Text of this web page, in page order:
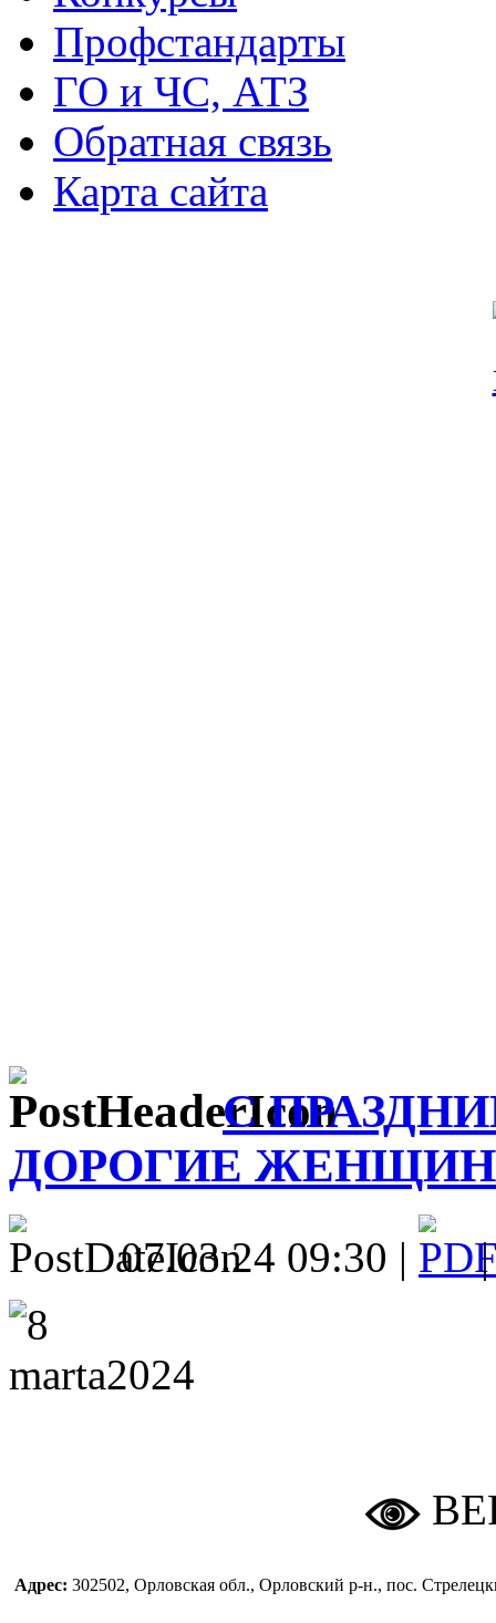
Профстандарты
ГО и ЧС, АТЗ
Обратная связь
Карта сайта
С
ДОРОГИЕ
07.03.24 09:30 |
Адрес: 302502, Орловская обл., Орловский р-н., пос.